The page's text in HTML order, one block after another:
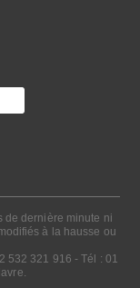
de dernière minute ni
à la hausse ou
532 321 916 - Tél : 01